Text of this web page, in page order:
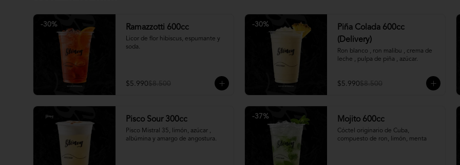
-30% Ramazzotti 600cc
Licor de flor hibiscus, espumante y
soda.
$5.990$8.500
-30%
Piña Colada 600cc
(Delivery)
Ron blanco , ron malibu , crema de
leche , pulpa de piña , azúcar.
$5.990$8.500
Pisco Sour 300cc
Pisco Mistral 35, limón, azúcar ,
albúmina y amargo de angostura.
-37% Mojito 600cc
Cóctel originario de Cuba,
compuesto de ron, limón, menta